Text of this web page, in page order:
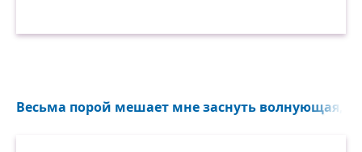
Весьма порой мешает мне заснуть волнующая,